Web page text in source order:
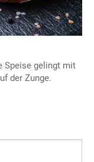
Speise gelingt mit
der Zunge.